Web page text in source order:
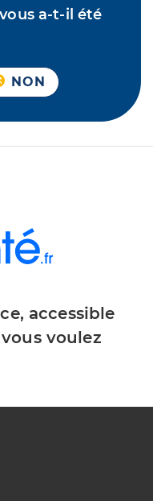
a-t-il été
NON
accessible
voulez